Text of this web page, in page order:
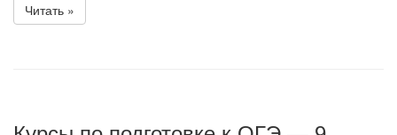
Читать »